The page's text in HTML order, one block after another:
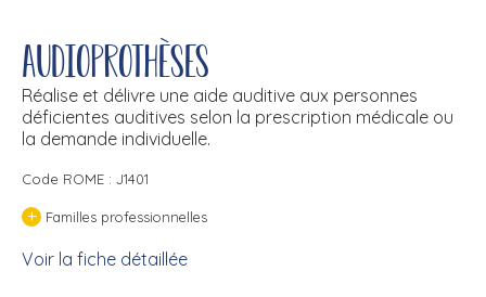
Audioprothèses
Réalise et délivre une aide auditive aux personnes
déficientes auditives selon la prescription médicale ou
la demande individuelle.
Code ROME : J1401
+ Familles professionnelles
Voir la fiche détaillée